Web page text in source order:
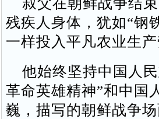
残疾人身体，犹如“钢
一样投入平凡农业生产
他始终坚持中国人
革命英雄精神”和中国
巍，描写的朝鲜战争